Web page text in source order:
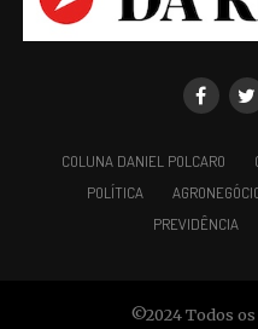
COLUNA DANIEL POLCARO
POLÍTICA
PREVIDÊNCIA
©2024 Todos